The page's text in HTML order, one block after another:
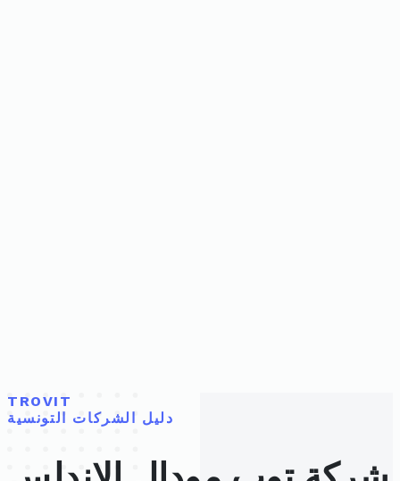
TROVIT
دليل الشركات التونسية